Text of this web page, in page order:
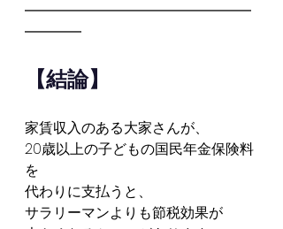
━━━━━━━━━━━━━━━━
━━━━
【結論】
家賃収入のある大家さんが、
20歳以上の子どもの国民年金保険料
を
代わりに支払うと、
サラリーマンよりも節税効果が